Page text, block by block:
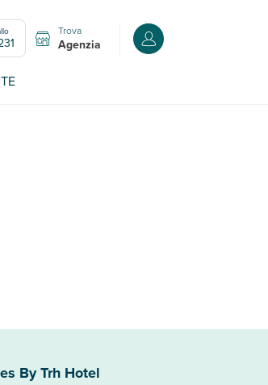
Trova
Agenzia Accedi o registrati
By Trh Hotel